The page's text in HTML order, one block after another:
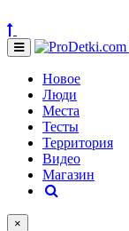
Новое
Люди
Места
Тесты
Территория
Видео
Магазин
×